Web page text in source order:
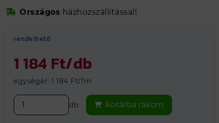
Országos házhozszállítással!
Vegye át
rendelhető
1 184 Ft/db
egységár: 1 184 Ft/fm
db kosárba rakom